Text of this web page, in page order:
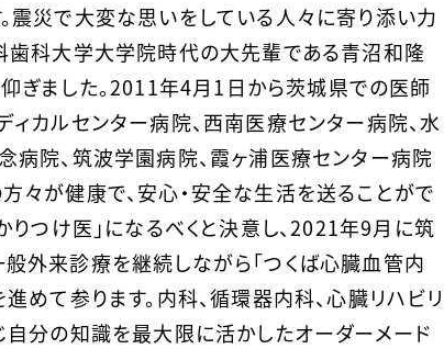
震災で大変な思いをしている人々に寄り添い力
歯科大学大学院時代の大先輩である青沼和隆
ぎました。2011年4月1日から茨城県での医師
カルセンター病院、西南医療センター病院、水
病院、筑波学園病院、霞ヶ浦医療センター病院
々が健康で、安心・安全な生活を送ることがで
りつけ医」になるべくと決意し、2021年9月に筑
外来診療を継続しながら「つくば心臓血管内
て参ります。内科、循環器内科、心臓リハビリ
自分の知識を最大限に活かしたオーダーメード